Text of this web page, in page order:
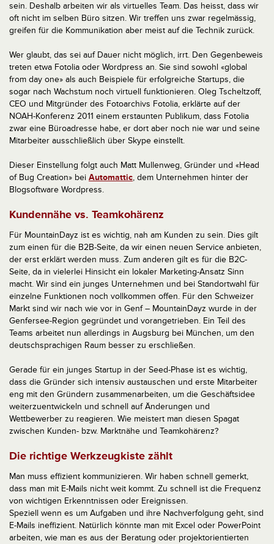
sein. Deshalb arbeiten wir als virtuelles Team. Das heisst, dass wir
oft nicht im selben Büro sitzen. Wir treffen uns zwar regelmässig,
greifen für die Kommunikation aber meist auf die Technik zurück.
Wer glaubt, das sei auf Dauer nicht möglich, irrt. Den Gegenbeweis
treten etwa Fotolia oder Wordpress an. Sie sind sowohl «global
from day one» als auch Beispiele für erfolgreiche Startups, die
sogar nach Wachstum noch virtuell funktionieren. Oleg Tscheltzoff,
CEO und Mitgründer des Fotoarchivs Fotolia, erklärte auf der
NOAH-Konferenz 2011 einem erstaunten Publikum, dass Fotolia
zwar eine Büroadresse habe, er dort aber noch nie war und seine
Mitarbeiter ausschließlich über Skype einstellt.
Dieser Einstellung folgt auch Matt Mullenweg, Gründer und «Head
of Bug Creation» bei Automattic, dem Unternehmen hinter der
Blogsoftware Wordpress.
Kundennähe vs. Teamkohärenz
Für MountainDayz ist es wichtig, nah am Kunden zu sein. Dies gilt
zum einen für die B2B-Seite, da wir einen neuen Service anbieten,
der erst erklärt werden muss. Zum anderen gilt es für die B2C-
Seite, da in vielerlei Hinsicht ein lokaler Marketing-Ansatz Sinn
macht. Wir sind ein junges Unternehmen und bei Standortwahl für
einzelne Funktionen noch vollkommen offen. Für den Schweizer
Markt sind wir nach wie vor in Genf – MountainDayz wurde in der
Genfersee-Region gegründet und vorangetrieben. Ein Teil des
Teams arbeitet nun allerdings in Augsburg bei München, um den
deutschsprachigen Raum besser zu erschließen.
Gerade für ein junges Startup in der Seed-Phase ist es wichtig,
dass die Gründer sich intensiv austauschen und erste Mitarbeiter
eng mit den Gründern zusammenarbeiten, um die Geschäftsidee
weiterzuentwickeln und schnell auf Änderungen und
Wettbewerber zu reagieren. Wie meistert man diesen Spagat
zwischen Kunden- bzw. Marktnähe und Teamkohärenz?
Die richtige Werkzeugkiste zählt
Man muss effizient kommunizieren. Wir haben schnell gemerkt,
dass man mit E-Mails nicht weit kommt. Zu schnell ist die Frequenz
von wichtigen Erkenntnissen oder Ereignissen.
Speziell wenn es um Aufgaben und ihre Nachverfolgung geht, sind
E-Mails ineffizient. Natürlich könnte man mit Excel oder PowerPoint
arbeiten, wie man es aus der Beratung oder projektorientierten